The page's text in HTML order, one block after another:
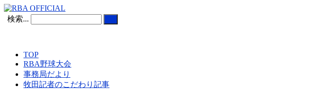
検索...
TOP
RBA野球大会
事務局だより
牧田記者のこだわり記事